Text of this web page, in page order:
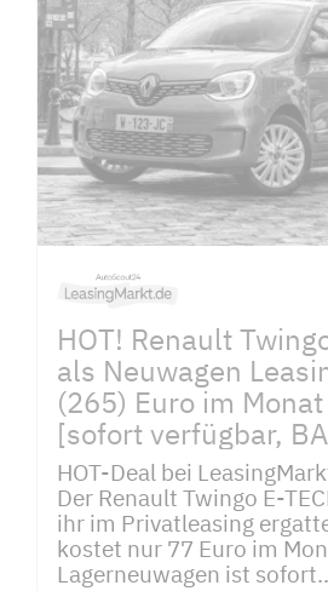
HOT! Renault
als Neuwagen
(265) Euro im
[sofort verfügbar,
HOT-Deal bei
Der Renault Twingo E-
ihr im Privatleasing
kostet nur 77 Euro im
Lagerneuwagen ist